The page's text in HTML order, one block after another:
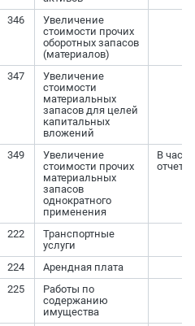
346
Увеличение
стоимости прочих
оборотных запасов
(материалов)
347
Увеличение
стоимости
материальных
запасов для целей
капитальных
вложений
349
Увеличение
стоимости прочих
материальных
запасов
однократного
применения
В
222
Транспортные
услуги
224
Арендная плата
225
Работы по
содержанию
имущества